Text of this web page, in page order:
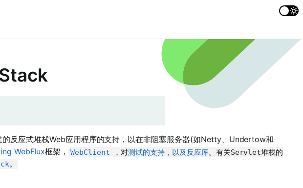
的反应式堆栈Web应用程序的支持，以在非阻塞服务器(如Netty、Undertow和
WebFlux框架， WebClient ，对测试的支持，以及 反应库。有关Servlet堆栈的
。